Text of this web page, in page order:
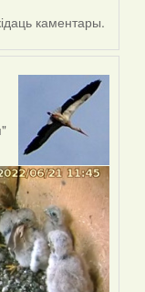
каментары.